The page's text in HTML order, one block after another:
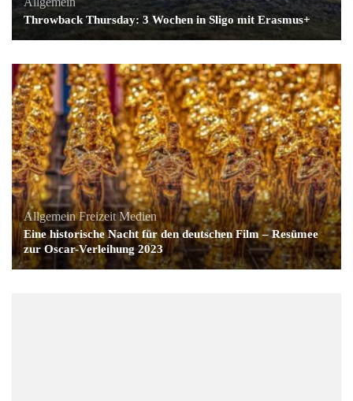
Throwback Thursday: 3 Wochen in Sligo mit Erasmus+
Allgemein Freizeit Medien
Eine historische Nacht für den deutschen Film – Resümee
zur Oscar-Verleihung 2023